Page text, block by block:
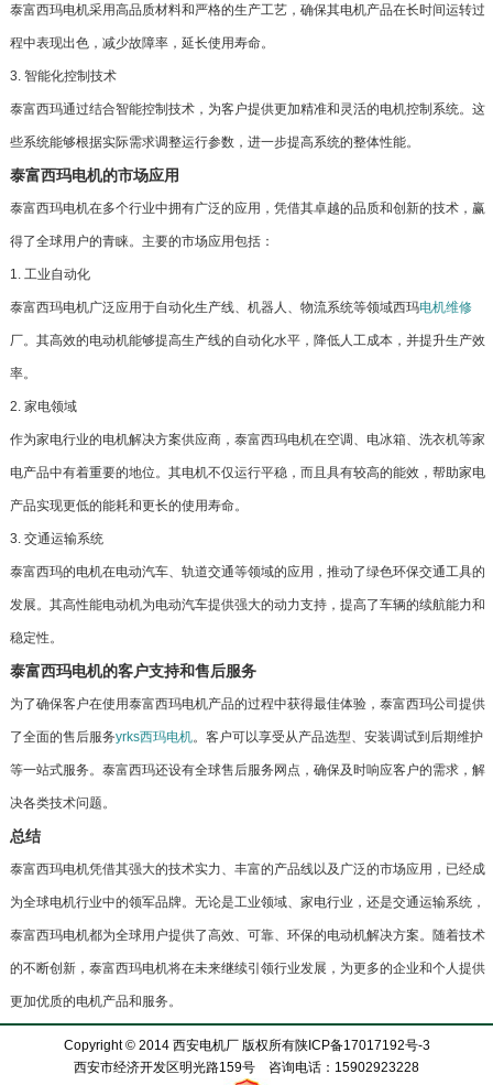
泰富西玛电机采用高品质材料和严格的生产工艺，确保其电机产品在长时间运转过
程中表现出色，减少故障率，延长使用寿命。
3. 智能化控制技术
泰富西玛通过结合智能控制技术，为客户提供更加精准和灵活的电机控制系统。这
些系统能够根据实际需求调整运行参数，进一步提高系统的整体性能。
泰富西玛电机的市场应用
泰富西玛电机在多个行业中拥有广泛的应用，凭借其卓越的品质和创新的技术，赢
得了全球用户的青睐。主要的市场应用包括：
1. 工业自动化
泰富西玛电机广泛应用于自动化生产线、机器人、物流系统等领域西玛电机维修
厂。其高效的电动机能够提高生产线的自动化水平，降低人工成本，并提升生产效
率。
2. 家电领域
作为家电行业的电机解决方案供应商，泰富西玛电机在空调、电冰箱、洗衣机等家
电产品中有着重要的地位。其电机不仅运行平稳，而且具有较高的能效，帮助家电
产品实现更低的能耗和更长的使用寿命。
3. 交通运输系统
泰富西玛的电机在电动汽车、轨道交通等领域的应用，推动了绿色环保交通工具的
发展。其高性能电动机为电动汽车提供强大的动力支持，提高了车辆的续航能力和
稳定性。
泰富西玛电机的客户支持和售后服务
为了确保客户在使用泰富西玛电机产品的过程中获得最佳体验，泰富西玛公司提供
了全面的售后服务yrks西玛电机。客户可以享受从产品选型、安装调试到后期维护
等一站式服务。泰富西玛还设有全球售后服务网点，确保及时响应客户的需求，解
决各类技术问题。
总结
泰富西玛电机凭借其强大的技术实力、丰富的产品线以及广泛的市场应用，已经成
为全球电机行业中的领军品牌。无论是工业领域、家电行业，还是交通运输系统，
泰富西玛电机都为全球用户提供了高效、可靠、环保的电动机解决方案。随着技术
的不断创新，泰富西玛电机将在未来继续引领行业发展，为更多的企业和个人提供
更加优质的电机产品和服务。
Copyright © 2014 西安电机厂 版权所有陕ICP备17017192号-3
西安市经济开发区明光路159号 咨询电话：15902923228